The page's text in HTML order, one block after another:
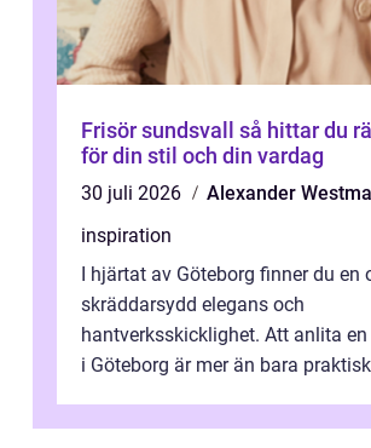
Frisör sundsvall så hittar du rätt salong
för din stil och din vardag
30 juli 2026
Alexander
inspiration
I hjärtat av Göteborg finner du en
skräddarsydd elegans och
hantverksskicklighet. Att anlita
i Göteborg är mer än bara